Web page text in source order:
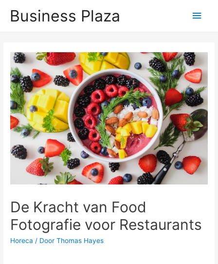
Business Plaza
De Kracht van Food
Fotografie voor Restaurants
Horeca / DoorThomas Hayes